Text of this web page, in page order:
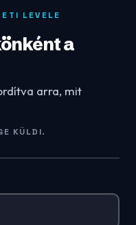
LEVELE
a
arra, mit
KÜLDI.